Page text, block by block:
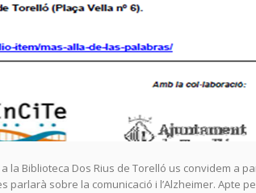
la Biblioteca Dos Rius de Torelló us convidem a
parlarà sobre la comunicació i l’Alzheimer. Apte